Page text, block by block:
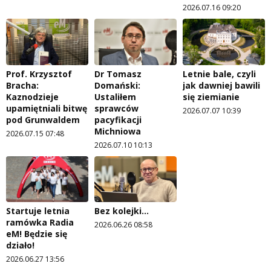
2026.07.16 09:20
Prof. Krzysztof
Bracha:
Kaznodzieje
upamiętniali bitwę
pod Grunwaldem
2026.07.15 07:48
Dr Tomasz
Domański:
Ustaliłem
sprawców
pacyfikacji
Michniowa
2026.07.10 10:13
Letnie bale, czyli
jak dawniej bawili
się ziemianie
2026.07.07 10:39
Startuje letnia
ramówka Radia
eM! Będzie się
działo!
2026.06.27 13:56
Bez kolejki...
2026.06.26 08:58